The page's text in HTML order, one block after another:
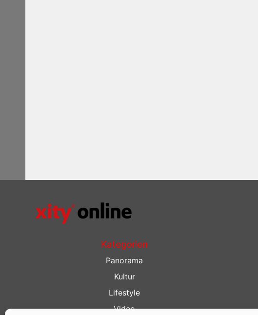
Kategorien
Panorama
Kultur
Lifestyle
Video